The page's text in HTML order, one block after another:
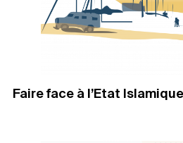
Faire face à l’Etat Islamique